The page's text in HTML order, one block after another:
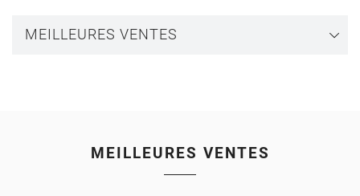
MEILLEURES VENTES
MEILLEURES VENTES